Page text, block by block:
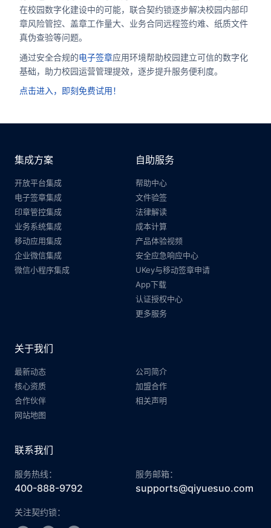
在校园数字化建设中的可能，联合契约锁逐步解决校园内部印
章风险管控、盖章工作量大、业务合同远程签约难、纸质文件
真伪查验等问题。
通过安全合规的电子签章应用环境帮助校园建立可信的数字化
基础，助力校园运营管理提效，逐步提升服务便利度。
点击进入，即刻免费试用！
集成方案
开放平台集成
电子签章集成
印章管控集成
业务系统集成
移动应用集成
企业微信集成
微信小程序集成
自助服务
帮助中心
文件验签
法律解读
成本计算
产品体验视频
安全应急响应中心
UKey与移动签章申请
App下载
认证授权中心
更多服务
关于我们
最新动态
公司简介
核心资质
加盟合作
合作伙伴
相关声明
网站地图
联系我们
服务热线：
400-888-9792
服务邮箱：
supports@qiyuesuo.com
关注契约锁：